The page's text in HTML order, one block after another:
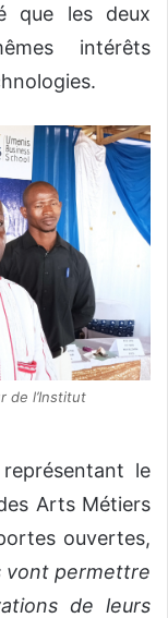
que les deux
intérêts
de l’Institut
le
Arts Métiers
ouvertes,
vont permettre
de leurs